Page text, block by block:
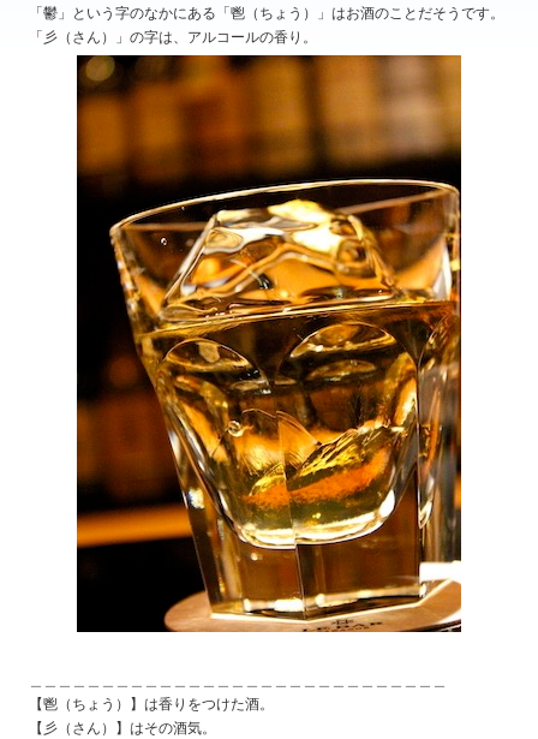
「鬱」という字のなかにある「鬯（ちょう）」はお酒のことだそうです。
「彡（さん）」の字は、アルコールの香り。
【鬯（ちょう）】は香りをつけた酒。
【彡（さん）】はその酒気。